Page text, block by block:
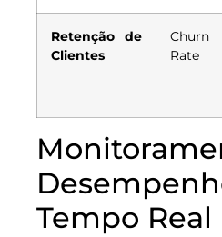
Retenção de
Clientes
Churn
Rate
Tempo Real